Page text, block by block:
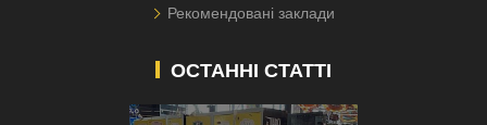
Рекомендовані заклади
ОСТАННІ СТАТТІ